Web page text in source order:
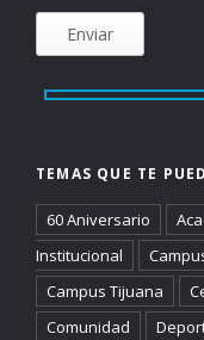
TEMAS QUE TE
60 Aniversario
Institucional
Campus Tijuana
Comunidad